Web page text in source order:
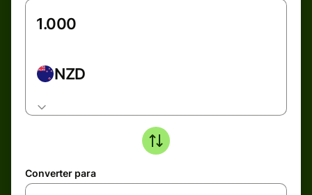
NZD
Converter para